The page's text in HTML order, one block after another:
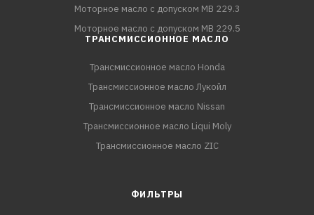
Моторное масло с допуском MB 229.3
Моторное масло с допуском MB 229.5
ТРАНСМИССИОННОЕ МАСЛО
Трансмиссионное масло Honda
Трансмиссионное масло Лукойл
Трансмиссионное масло Nissan
Трансмиссионное масло Liqui Moly
Трансмиссионное масло ZIC
ФИЛЬТРЫ